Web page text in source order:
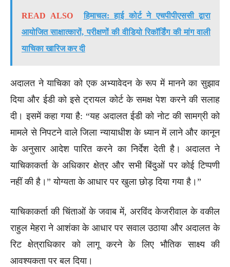
READ ALSO
हिमाचल: हाई कोर्ट ने एचपीपीएससी द्वारा
आयोजित साक्षात्कारों, परीक्षणों की वीडियो रिकॉर्डिंग की मांग वाली
याचिका खारिज कर दी
अदालत ने याचिका को एक अभ्यावेदन के रूप में मानने का सुझाव
दिया और ईडी को इसे ट्रायल कोर्ट के समक्ष पेश करने की सलाह
दी। इसमें कहा गया है: “यह अदालत ईडी को नोट की सामग्री को
मामले से निपटने वाले जिला न्यायाधीश के ध्यान में लाने और कानून
के अनुसार आदेश पारित करने का निर्देश देती है। अदालत ने
याचिकाकर्ता के अधिकार क्षेत्र और सभी बिंदुओं पर कोई टिप्पणी
नहीं की है।” योग्यता के आधार पर खुला छोड़ दिया गया है।”
याचिकाकर्ता की चिंताओं के जवाब में, अरविंद केजरीवाल के वकील
राहुल मेहरा ने आशंका के आधार पर सवाल उठाया और अदालत के
रिट क्षेत्राधिकार को लागू करने के लिए भौतिक साक्ष्य की
आवश्यकता पर बल दिया।